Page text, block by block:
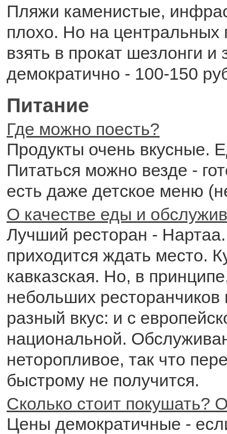
Пляжи каменистые,
плохо. Но на
взять в прокат шезлонги и
демократично - 100-150
Питание
Где можно поесть?
Продукты очень вкусные.
Питаться можно везде -
есть даже детское меню
О качестве еды и
Лучший ресторан -
приходится ждать место.
кавказская. Но, в
небольших
разный вкус: и с
национальной.
неторопливое, так что
быстрому не получится.
Сколько стоит покушать?
Цены демократичные -